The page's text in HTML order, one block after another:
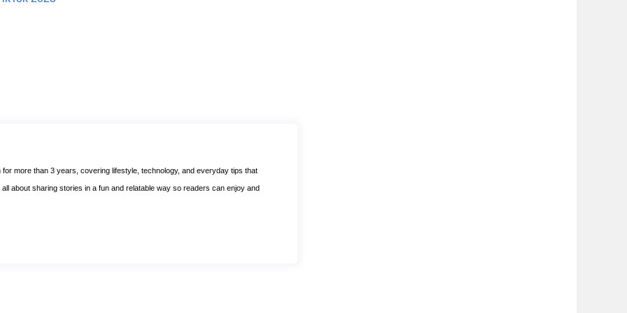
for more than 3 years, covering lifestyle, technology, and everyday tips that
about sharing stories in a fun and relatable way so readers can enjoy and